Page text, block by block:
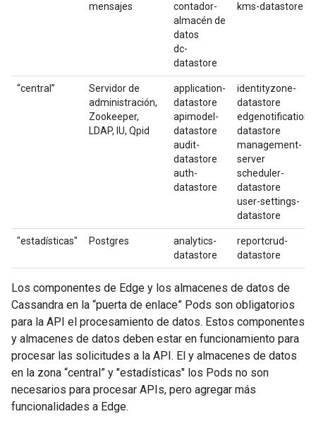
mensajes
contador-
almacén de
datos
dc-
datastore
kms-datastore
“central”
Servidor de
administración,
Zookeeper,
LDAP, IU, Qpid
application-
datastore
apimodel-
datastore
audit-
datastore
auth-
datastore
identityzone-
datastore
edgenotification-
datastore
management-
server
scheduler-
datastore
user-settings-
datastore
"estadísticas" Postgres
analytics-
datastore
reportcrud-
datastore
Los componentes de Edge y los almacenes de datos de
Cassandra en la “puerta de enlace” Pods son obligatorios
para la API el procesamiento de datos. Estos componentes
y almacenes de datos deben estar en funcionamiento para
procesar las solicitudes a la API. El y almacenes de datos
en la zona “central” y "estadísticas" los Pods no son
necesarios para procesar APIs, pero agregar más
funcionalidades a Edge.